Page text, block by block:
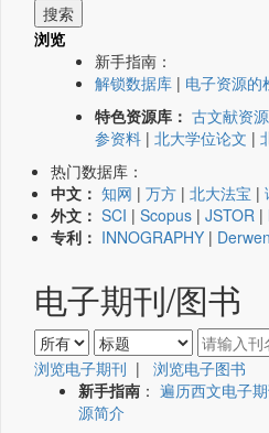
浏览
新手指南：
解锁数据库 | 电子资源的
特色资源库： 古文献资
参资料 | 北大学位论文 |
热门数据库：
中文： 知网 | 万方 | 北大法宝 |
外文： SCI | Scopus | JSTOR |
专利： INNOGRAPHY |
电子期刊/图书
浏览电子期刊 | 浏览电子图书
新手指南 ： 遍历西文电子
源简介